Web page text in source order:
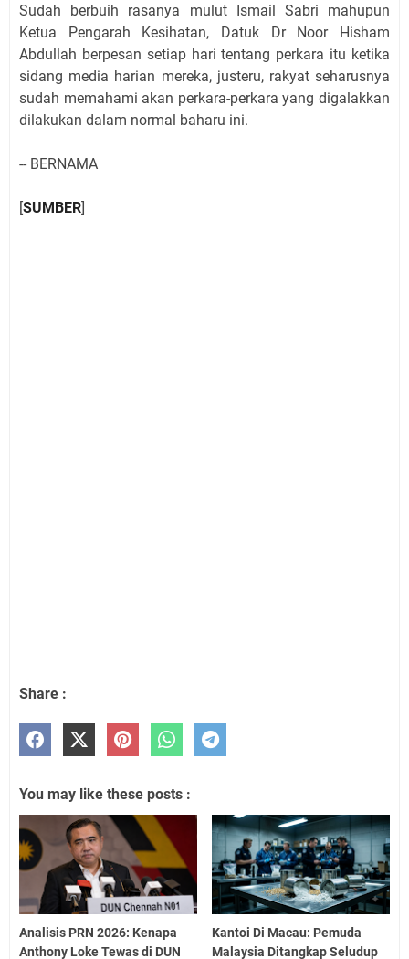
Sudah berbuih rasanya mulut Ismail Sabri mahupun
Ketua Pengarah Kesihatan, Datuk Dr Noor Hisham
Abdullah berpesan setiap hari tentang perkara itu ketika
sidang media harian mereka, justeru, rakyat seharusnya
sudah memahami akan perkara-perkara yang digalakkan
dilakukan dalam normal baharu ini.
-- BERNAMA
[SUMBER]
Share :
You may like these posts :
Analisis PRN 2026: Kenapa
Anthony Loke Tewas di DUN
Kantoi Di Macau: Pemuda
Malaysia Ditangkap Seludup